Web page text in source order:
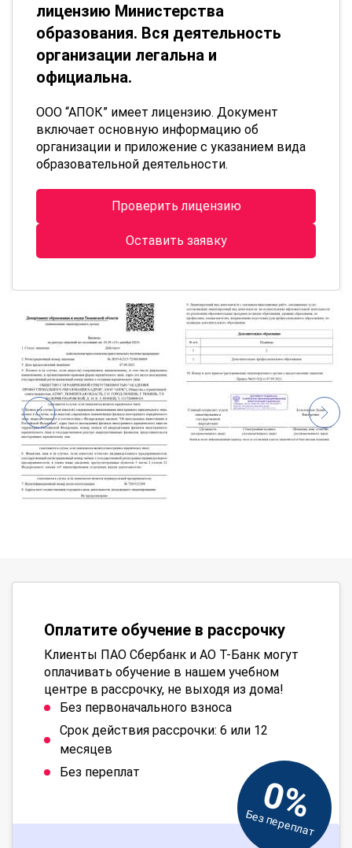
лицензию Министерства
образования. Вся деятельность
организации легальна и
официальна.
ООО “АПОК” имеет лицензию. Документ
включает основную информацию об
организации и приложение с указанием вида
образовательной деятельности.
Проверить лицензию
Оставить заявку
Оплатите обучение в рассрочку
Клиенты ПАО Сбербанк и АО Т-Банк могут
оплачивать обучение в нашем учебном
центре в рассрочку, не выходя из дома!
Без первоначального взноса
Срок действия рассрочки: 6 или 12
месяцев
Без переплат
0%
Без переплат